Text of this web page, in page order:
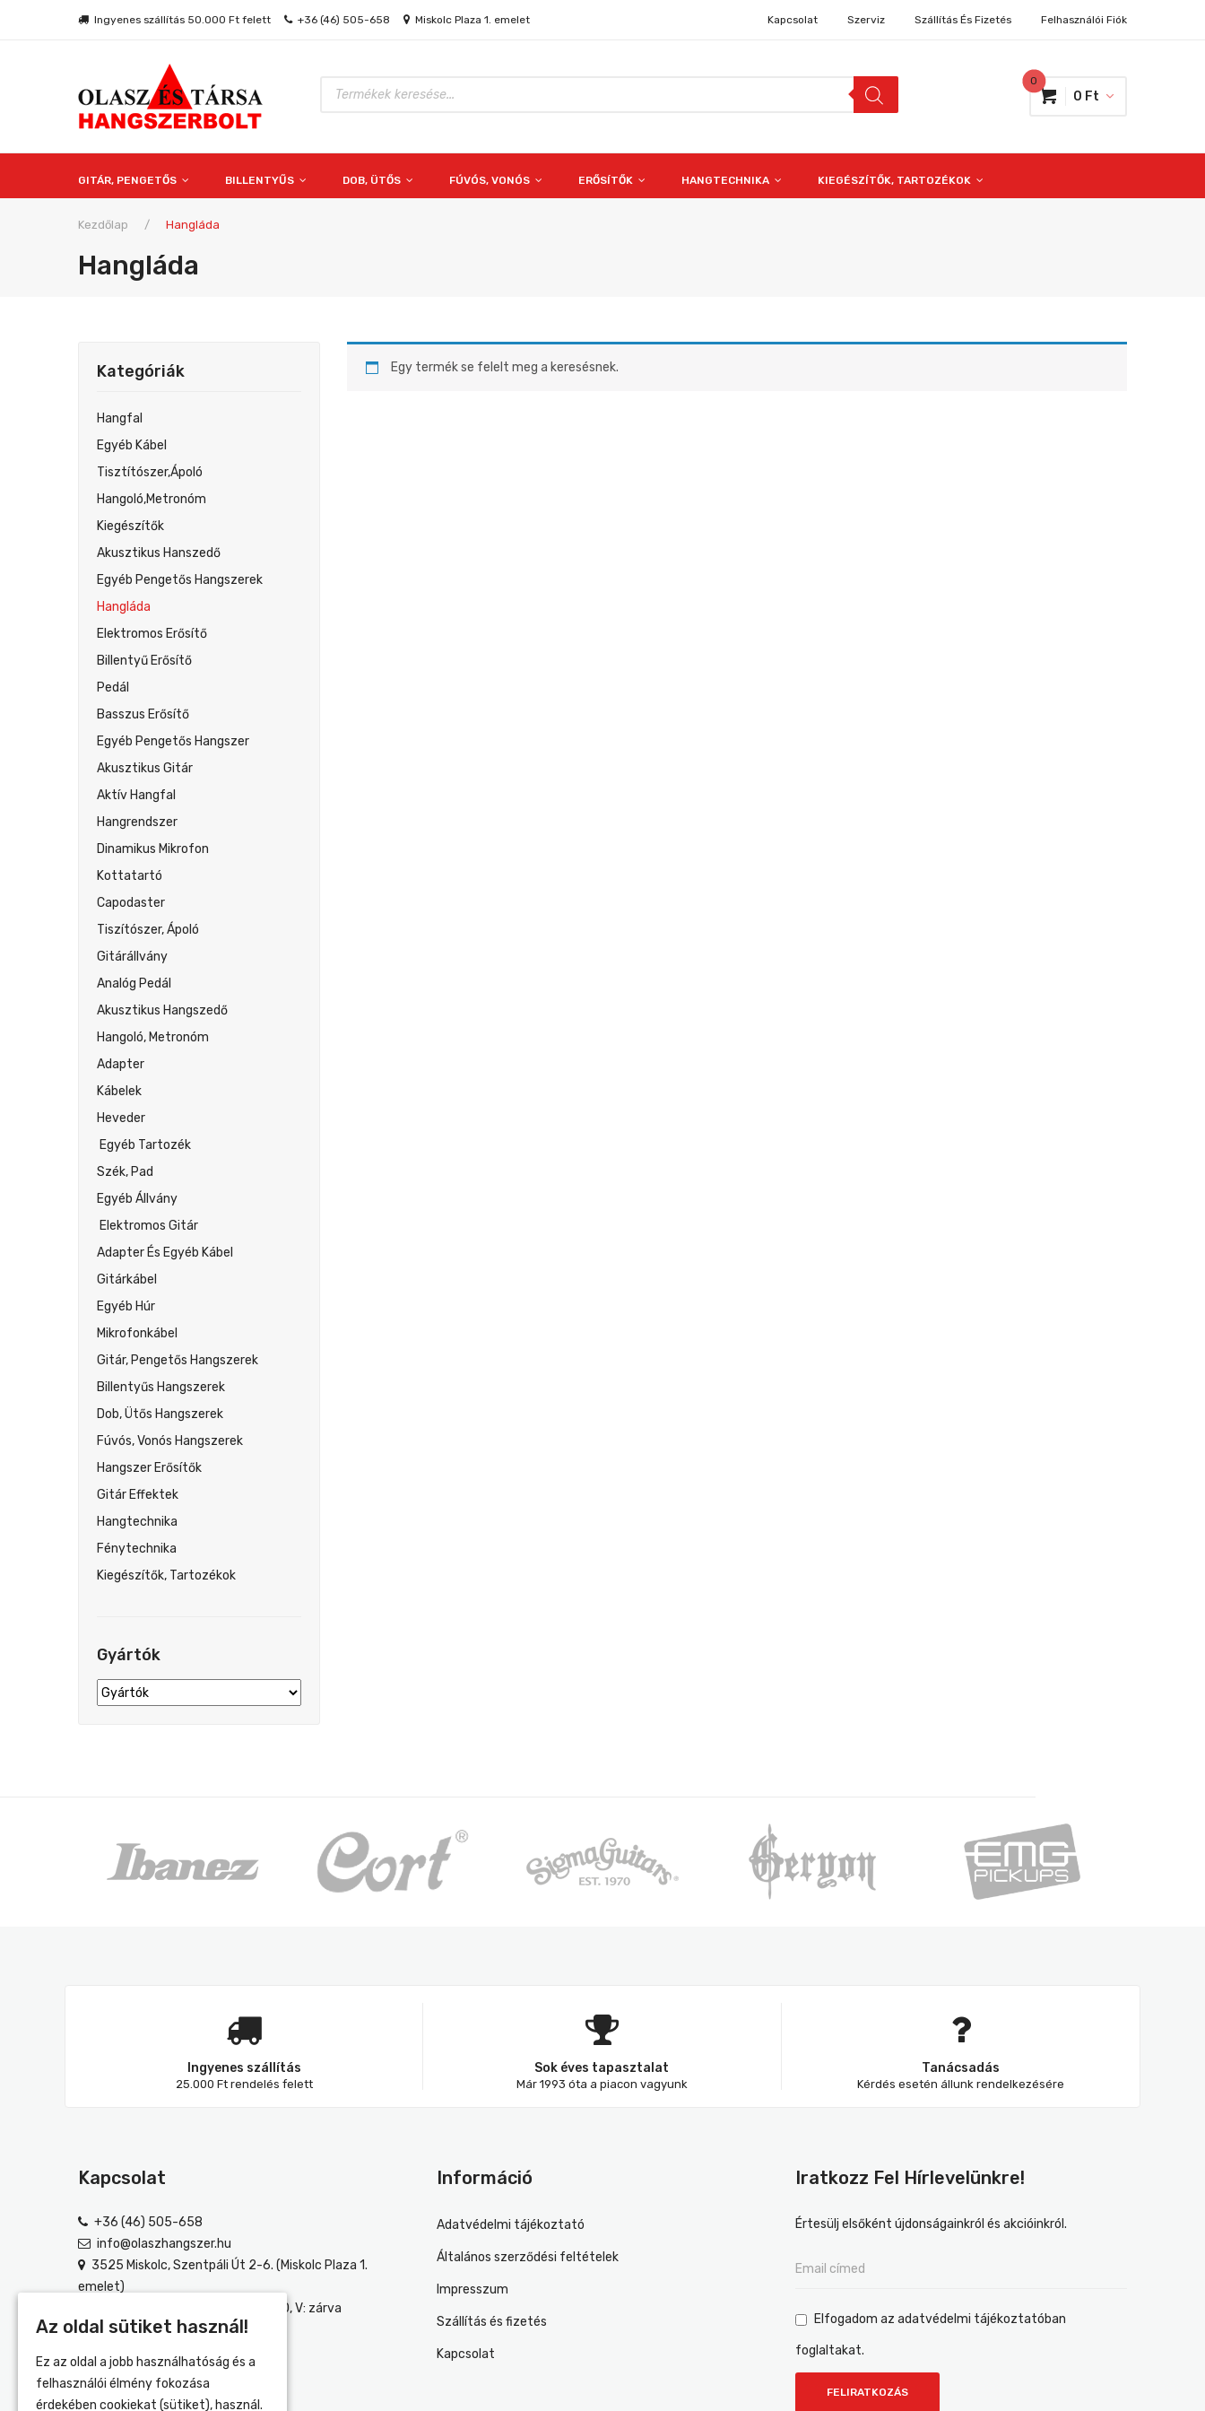
Ingyenes szállítás 50.000 Ft felett +36 (46) 505-658 Miskolc Plaza 1. emelet Kapcsolat Szerviz Szállítás És Fizetés Felhasználói Fiók
search
0
0 Ft
GITÁR, PENGETŐS BILLENTYŰS DOB, ÜTŐS FÚVÓS, VONÓS ERŐSÍTŐK HANGTECHNIKA KIEGÉSZÍTŐK, TARTOZÉKOK
Kezdőlap / Hangláda
Hangláda
Kategóriák
Hangfal
Egyéb Kábel
Tisztítószer,ápoló
Hangoló,metronóm
Kiegészítők
Akusztikus Hanszedő
Egyéb Pengetős Hangszerek
Hangláda
Elektromos Erősítő
Billentyű Erősítő
Pedál
Basszus Erősítő
Egyéb Pengetős Hangszer
Akusztikus Gitár
Aktív Hangfal
Hangrendszer
Dinamikus Mikrofon
Kottatartó
Capodaster
Tiszítószer, Ápoló
Gitárállvány
Analóg Pedál
Akusztikus Hangszedő
Hangoló, Metronóm
Adapter
Kábelek
Heveder
Egyéb Tartozék
Szék, Pad
Egyéb Állvány
Elektromos Gitár
Adapter És Egyéb Kábel
Gitárkábel
Egyéb Húr
Mikrofonkábel
Gitár, Pengetős Hangszerek
Billentyűs Hangszerek
Dob, Ütős Hangszerek
Fúvós, Vonós Hangszerek
Hangszer Erősítők
Gitár Effektek
Hangtechnika
Fénytechnika
Kiegészítők, Tartozékok
Gyártók
Egy termék se felelt meg a keresésnek.
Ingyenes szállítás
25.000 Ft rendelés felett
Sok éves tapasztalat
Már 1993 óta a piacon vagyunk
Tanácsadás
Kérdés esetén állunk rendelkezésére
Kapcsolat
+36 (46) 505-658
info@olaszhangszer.hu
3525 Miskolc, Szentpáli Út 2-6. (Miskolc Plaza 1.
emelet)
H-P: 10:00-18:00, SZ: 10:00-18:30, V: zárva
Információ
Adatvédelmi tájékoztató
Általános szerződési feltételek
Impresszum
Szállítás és fizetés
Kapcsolat
Iratkozz Fel Hírlevelünkre!
Értesülj elsőként újdonságainkról és akcióinkról.
Elfogadom az adatvédelmi tájékoztatóban
foglaltakat.
Az oldal sütiket használ!
Ez az oldal a jobb használhatóság és a
felhasználói élmény fokozása
érdekében cookiekat (sütiket), használ.